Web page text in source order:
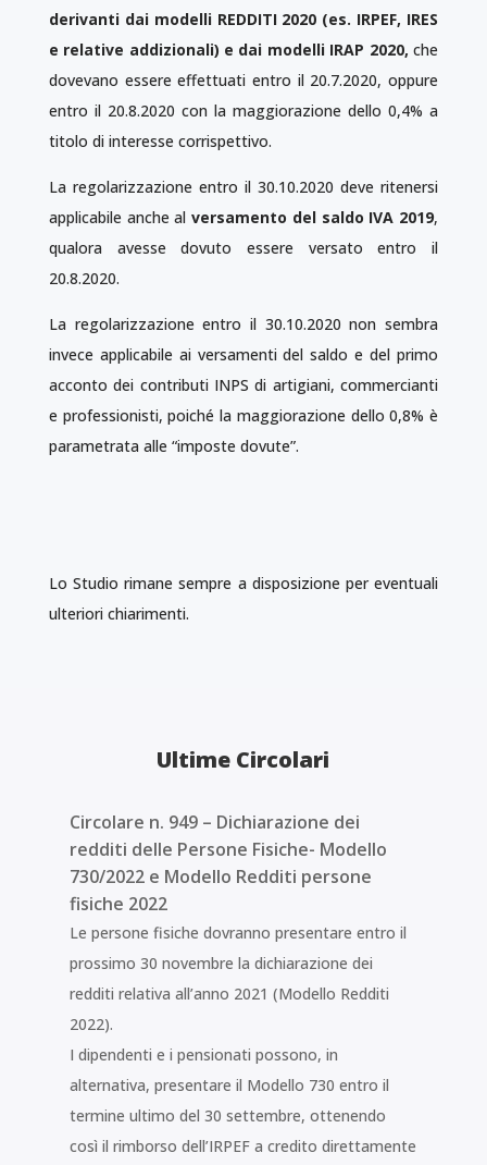
derivanti dai modelli REDDITI 2020 (es. IRPEF, IRES
e relative addizionali) e dai modelli IRAP 2020, che
dovevano essere effettuati entro il 20.7.2020, oppure
entro il 20.8.2020 con la maggiorazione dello 0,4% a
titolo di interesse corrispettivo.
La regolarizzazione entro il 30.10.2020 deve ritenersi
applicabile anche alversamento del saldo IVA 2019,
qualora avesse dovuto essere versato entro il
20.8.2020.
La regolarizzazione entro il 30.10.2020 non sembra
invece applicabile ai versamenti del saldo e del primo
acconto dei contributi INPS di artigiani, commercianti
e professionisti, poiché la maggiorazione dello 0,8% è
parametrata alle “imposte dovute”.
Lo Studio rimane sempre a disposizione per eventuali
ulteriori chiarimenti.
Ultime Circolari
Circolare n. 949 – Dichiarazione dei
redditi delle Persone Fisiche- Modello
730/2022 e Modello Redditi persone
fisiche 2022
Le persone fisiche dovranno presentare entro il
prossimo 30 novembre la dichiarazione dei
redditi relativa all’anno 2021 (Modello Redditi
2022).
I dipendenti e i pensionati possono, in
alternativa, presentare il Modello 730 entro il
termine ultimo del 30 settembre, ottenendo
così il rimborso dell’IRPEF a credito direttamente